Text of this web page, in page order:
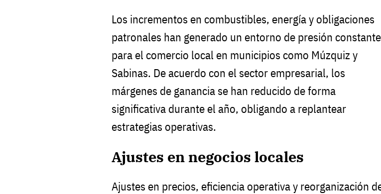
Los incrementos en combustibles, energía y obligaciones
patronales han generado un entorno de presión constante
para el comercio local en municipios como Múzquiz y
Sabinas. De acuerdo con el sector empresarial, los
márgenes de ganancia se han reducido de forma
significativa durante el año, obligando a replantear
estrategias operativas.
Ajustes en negocios locales
Ajustes en precios, eficiencia operativa y reorganización